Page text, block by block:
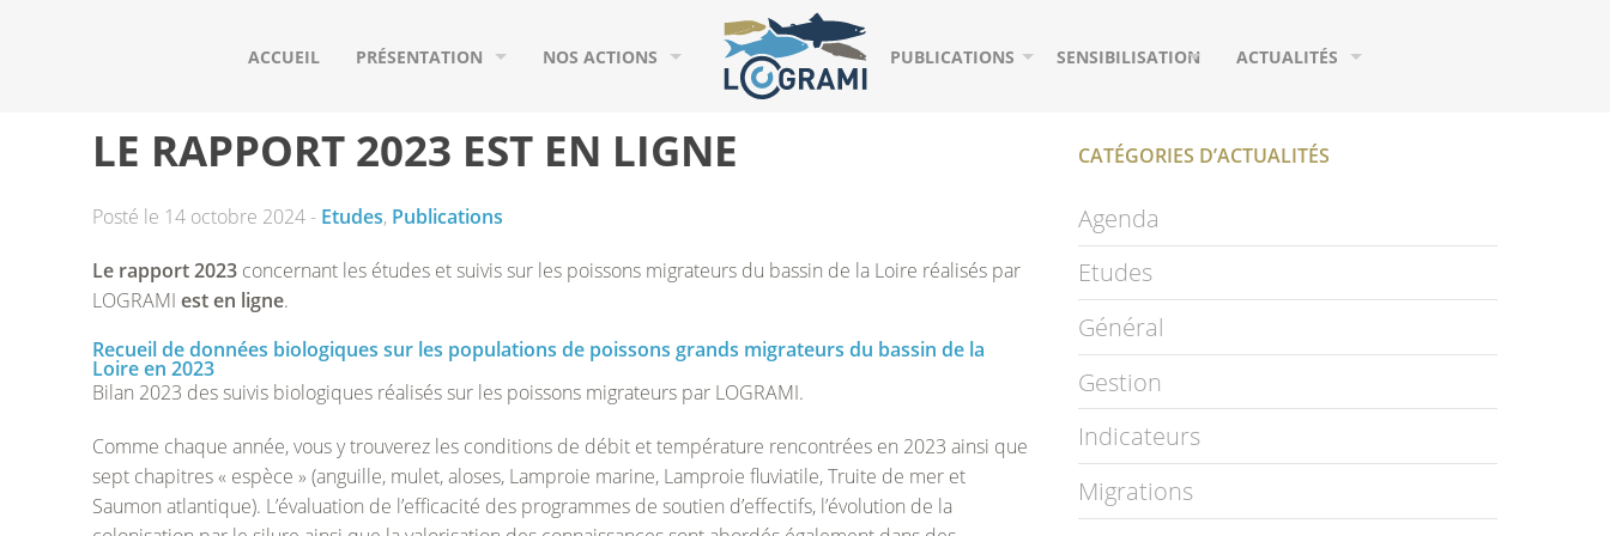
ACCUEIL PRÉSENTATION
NOS ADHÉRENTS
NOS PARTENAIRES
LE BASSIN VERSANT DE LA LOIRE
NOS ACTIONS
DESCARTES (CREUSE – 37/86)
DECIZE (LOIRE – 58)
GUEUGNON (ARROUX – 71)
SAINT-POURÇAIN-SUR-SIOULE (SIOULE – 03)
JENZAT (SIOULE – 03)
ÉVALUATION DES HABITATS
ABONDANCE DES JUVÉNILES
EXPERTISE ET AIDE À LA GESTION
INDICATEURS NATIONAUX
TABLEAUX DE BORD MIGRATEURS
PUBLICATIONS
PAROLES DE MIGRATEURS
PUBLICATIONS SCIENTIFIQUES
RAPPORTS D’ÉTUDE
AUTRES PUBLICATIONS
SENSIBILISATION
JEUX
PHOTOGRAPHIES
VIDÉOS
GLOSSAIRE
ACTUALITÉS
MIGRATIONS
LE RAPPORT 2023 EST EN LIGNE
Posté le 14 octobre 2024 - Etudes, Publications
Le rapport 2023 concernant les études et suivis sur les poissons migrateurs du bassin de la Loire réalisés par
LOGRAMI est en ligne.
Recueil de données biologiques sur les populations de poissons grands migrateurs du bassin de la
Loire en 2023
Bilan 2023 des suivis biologiques réalisés sur les poissons migrateurs par LOGRAMI.
Comme chaque année, vous y trouverez les conditions de débit et température rencontrées en 2023 ainsi que
sept chapitres « espèce » (anguille, mulet, aloses, Lamproie marine, Lamproie fluviatile, Truite de mer et
Saumon atlantique). L’évaluation de l’efficacité des programmes de soutien d’effectifs, l’évolution de la
CATÉGORIES D’ACTUALITÉS
Agenda
Etudes
Général
Gestion
Indicateurs
Migrations